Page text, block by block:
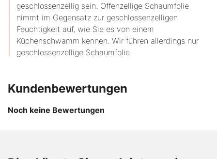
geschlossenzellig sein. Offenzellige Schaumfolie
nimmt im Gegensatz zur geschlossenzelligen
Feuchtigkeit auf, wie Sie es von einem
Küchenschwamm kennen. Wir führen allerdings nur
geschlossenzellige Schaumfolie.
Kundenbewertungen
Noch keine Bewertungen